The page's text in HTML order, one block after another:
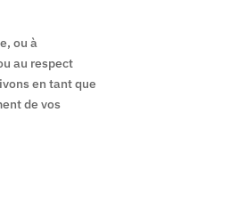
ou à
au respect
en tant que
de vos